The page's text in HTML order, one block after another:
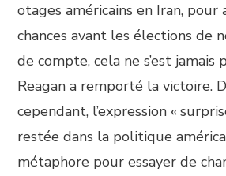
otages américains en Iran, pour
chances avant les élections de
de compte, cela ne s’est
Reagan a remporté la victoire.
cependant, l’expression «
restée dans la politique
métaphore pour essayer de